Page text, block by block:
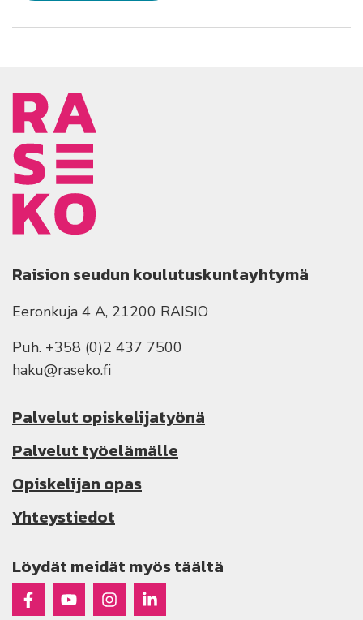
Raision seudun koulutuskuntayhtymä
Eeronkuja 4 A, 21200 RAISIO
Puh. +358 (0)2 437 7500
haku@raseko.fi
Palvelut opiskelijatyönä
Palvelut työelämälle
Opiskelijan opas
Yhteystiedot
Löydät meidät myös täältä
Raseko Facebookissa
Raseko Youtubessa
Raseko Instagramissa
Raseko Linkedinissä